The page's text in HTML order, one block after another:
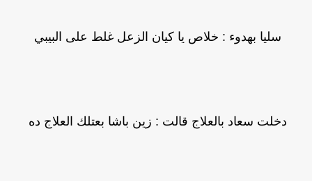
سليا بهدوء : خلاص يا كيان الزعل غلط على البيبي
دخلت سعاد بالعلاج قالت : زين باشا بعتلك العلاج ده